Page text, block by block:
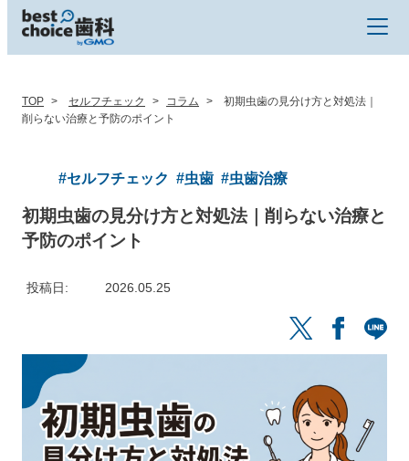
TOP セルフチェック コラム
初期虫歯の見分け方と対処法｜
削らない治療と予防のポイント
#セルフチェック #虫歯 #虫歯治療
初期虫歯の見分け方と対処法｜削らない治療と
予防のポイント
投稿日 2026.05.25